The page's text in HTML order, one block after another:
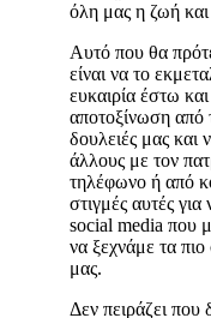
όλη μας η ζωή
Αυτό που θα
είναι να το
ευκαιρία έστω
αποτοξίνωση από
δουλειές μας και
άλλους με τον
τηλέφωνο ή από
στιγμές αυτές
social media που
να ξεχνάμε τα
μας.
Δεν πειράζει